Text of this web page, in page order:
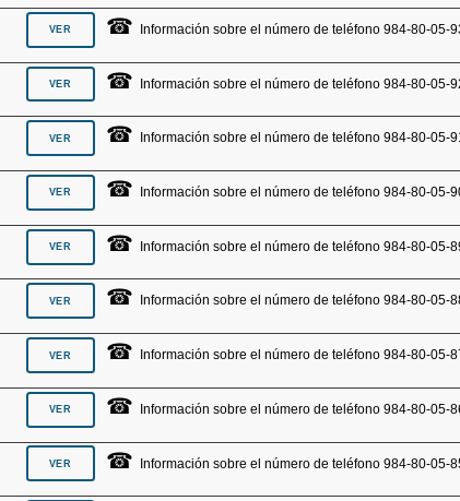
☎ Información sobre el número de teléfono 984-80-05-
☎ Información sobre el número de teléfono 984-80-05-
☎ Información sobre el número de teléfono 984-80-05-91
☎ Información sobre el número de teléfono 984-80-05-
☎ Información sobre el número de teléfono 984-80-05-
☎ Información sobre el número de teléfono 984-80-05-
☎ Información sobre el número de teléfono 984-80-05-
☎ Información sobre el número de teléfono 984-80-05-
☎ Información sobre el número de teléfono 984-80-05-